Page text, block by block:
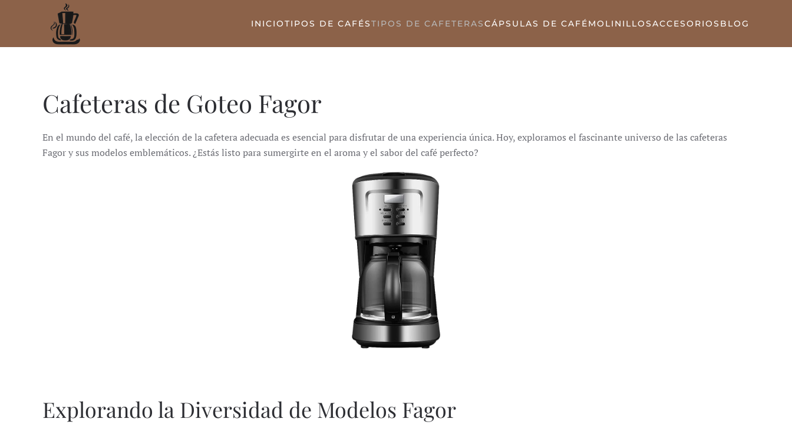
INICIOTIPOS DE CAFÉSTIPOS DE CAFETERASCÁPSULAS DE CAFÉMOLINILLOSACCESORIOS BLOG
Cafeteras de Goteo Fagor
En el mundo del café, la elección de la cafetera adecuada es esencial para disfrutar de una experiencia única.Hoy, exploramos el fascinante universo de las cafeteras
Fagor y sus modelos emblemáticos.¿Estás listo para sumergirte en el aroma y el sabor del café perfecto?
Explorando la Diversidad de Modelos Fagor